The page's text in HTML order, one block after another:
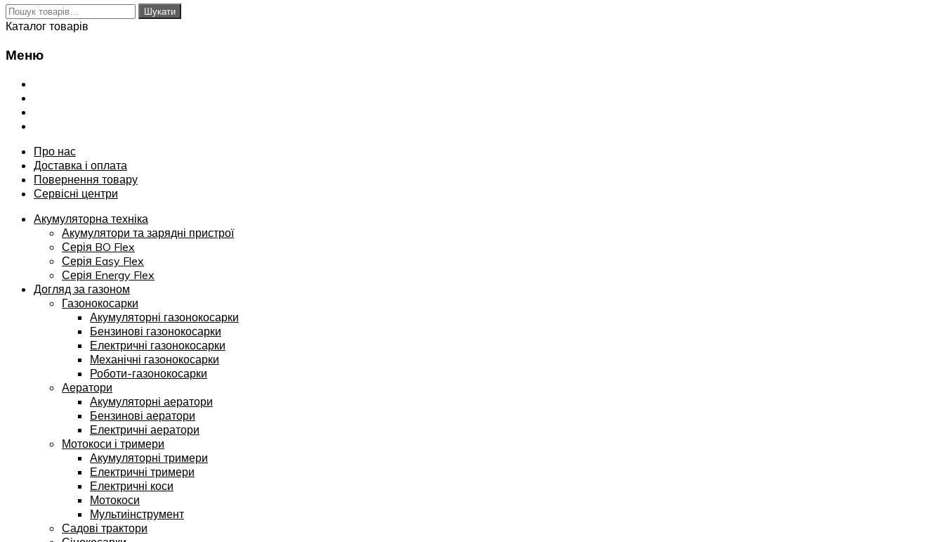
Шукати: Шукати
Каталог товарів
Меню
Переглянути
Про нас
Доставка і оплата
Повернення товару
Сервісні центри
Акумуляторна техніка
Акумулятори та зарядні пристрої
Серія BO Flex
Серія Easy Flex
Серія Energy Flex
Догляд за газоном
Газонокосарки
Акумуляторні газонокосарки
Бензинові газонокосарки
Електричні газонокосарки
Механічні газонокосарки
Роботи-газонокосарки
Аератори
Акумуляторні аератори
Бензинові аератори
Електричні аератори
Мотокоси і тримери
Акумуляторні тримери
Електричні тримери
Електричні коси
Мотокоси
Мультиінструмент
Садові трактори